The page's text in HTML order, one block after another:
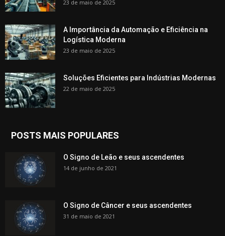
23 de maio de 2025
A Importância da Automação e Eficiência na
Logística Moderna
23 de maio de 2025
Soluções Eficientes para Indústrias Modernas
22 de maio de 2025
POSTS MAIS POPULARES
O Signo de Leão e seus ascendentes
14 de junho de 2021
O Signo de Câncer e seus ascendentes
31 de maio de 2021